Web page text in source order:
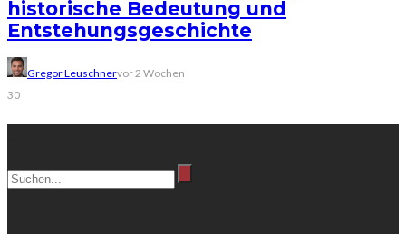
historische Bedeutung und
Entstehungsgeschichte
Gregor Leuschnervor 2 Wochen
30